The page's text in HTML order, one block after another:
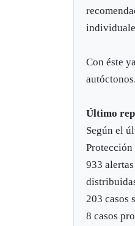
Con éste
autóctonos.
Último
Según el
933
203 casos
8 casos